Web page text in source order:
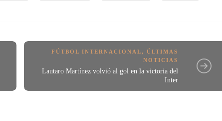
FÚTBOL INTERNACIONAL,ÚLTIMAS
NOTICIAS
Lautaro Martínez volvió al gol en la victoria del
Inter